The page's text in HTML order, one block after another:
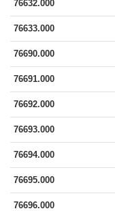
76632.000
76633.000
76690.000
76691.000
76692.000
76693.000
76694.000
76695.000
76696.000